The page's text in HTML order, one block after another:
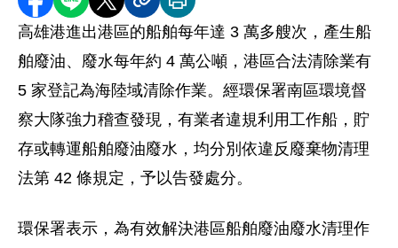
分享至 Facebook
分享到 LINE
分享到 X分享內容連結
列印本頁
高雄港進出港區的船舶每年達 3 萬多艘次，產生船
舶廢油、廢水每年約 4 萬公噸，港區合法清除業有
5 家登記為海陸域清除作業。經環保署南區環境督
察大隊強力稽查發現，有業者違規利用工作船，貯
存或轉運船舶廢油廢水，均分別依違反廢棄物清理
法第 42 條規定，予以告發處分。
環保署表示，為有效解決港區船舶廢油廢水清理作